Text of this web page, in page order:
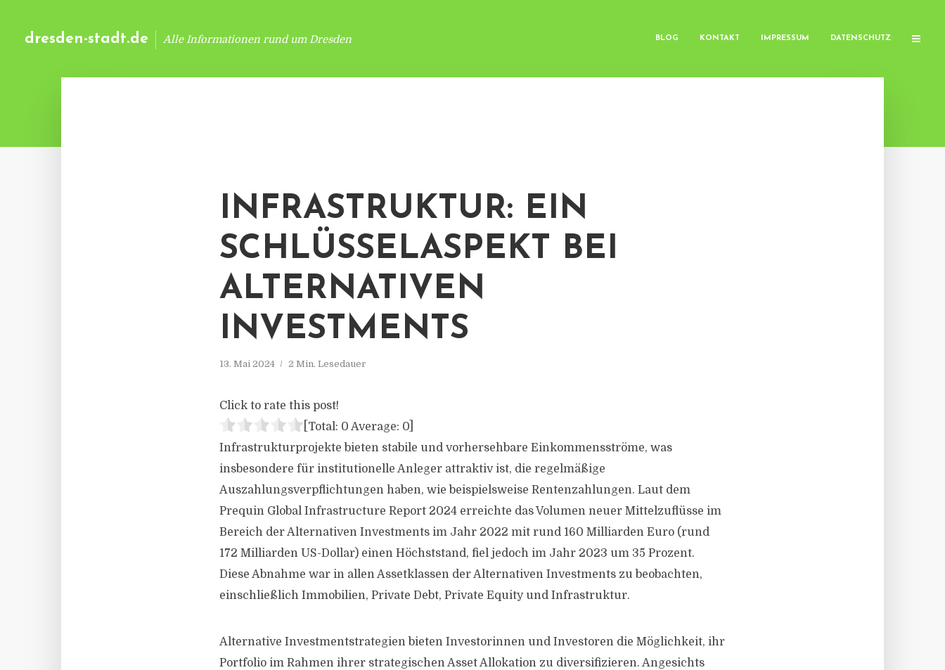
dresden-stadt.de Alle Informationen rund um Dresden BLOG KONTAKT IMPRESSUM DATENSCHUTZ
INFRASTRUKTUR: EIN
SCHLÜSSELASPEKT BEI
ALTERNATIVEN
INVESTMENTS
13. Mai 2024 2 Min. Lesedauer
Click to rate this post!
[Total: 0 Average: 0
Infrastrukturprojekte bieten stabile und vorhersehbare Einkommensströme, was
insbesondere für institutionelle Anleger attraktiv ist, die regelmäßige
Auszahlungsverpflichtungen haben, wie beispielsweise Rentenzahlungen. Laut dem
Prequin Global Infrastructure Report 2024 erreichte das Volumen neuer Mittelzuflüsse im
Bereich der Alternativen Investments im Jahr 2022 mit rund 160 Milliarden Euro (rund
172 Milliarden US-Dollar) einen Höchststand, fiel jedoch im Jahr 2023 um 35 Prozent.
Diese Abnahme war in allen Assetklassen der Alternativen Investments zu beobachten,
einschließlich Immobilien, Private Debt, Private Equity und Infrastruktur.
Alternative Investmentstrategien bieten Investorinnen und Investoren die Möglichkeit, ihr
Portfolio im Rahmen ihrer strategischen Asset Allokation zu diversifizieren. Angesichts